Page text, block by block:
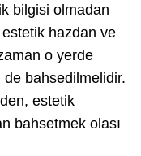
bilgisi olmadan
hazdan ve
o yerde
bahsedilmelidir.
estetik
bahsetmek olası